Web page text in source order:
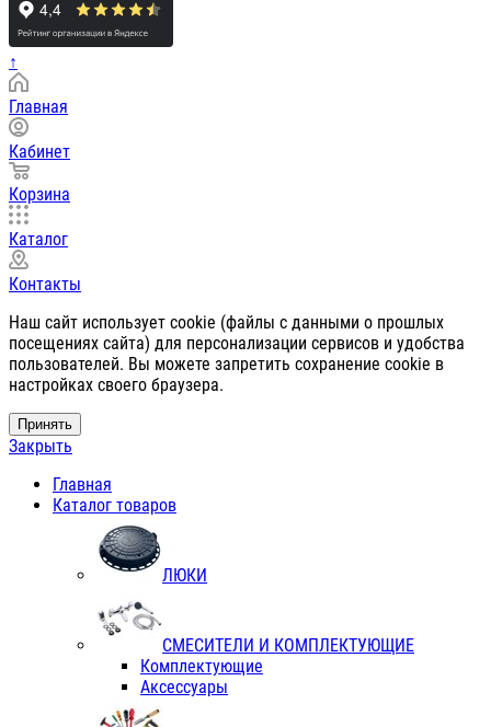
↑
Главная
Кабинет
Корзина
Каталог
Контакты
Наш сайт использует cookie (файлы с данными о прошлых
посещениях сайта) для персонализации сервисов и удобства
пользователей. Вы можете запретить сохранение cookie в
настройках своего браузера.
Принять
Закрыть
Главная
Каталог товаров
ЛЮКИ
СМЕСИТЕЛИ И КОМПЛЕКТУЮЩИЕ
Комплектующие
Аксессуары